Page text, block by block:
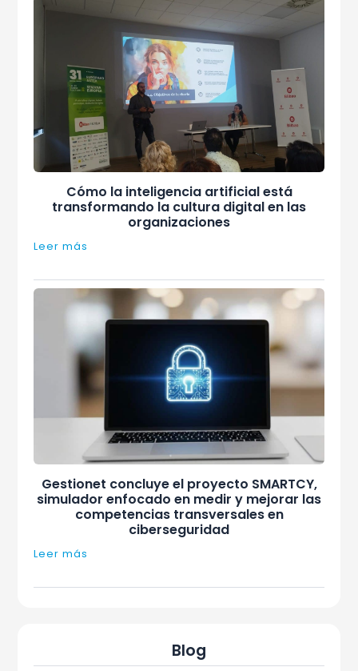
Cómo la inteligencia artificial está
transformando la cultura digital en las
organizaciones
Leer más
Gestionet concluye el proyecto SMARTCY,
simulador enfocado en medir y mejorar las
competencias transversales en
ciberseguridad
Leer más
Blog